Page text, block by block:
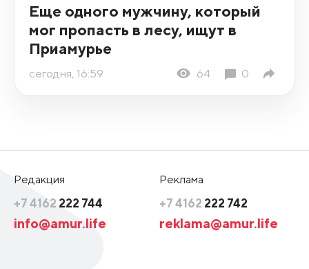
Еще одного мужчину, который
мог пропасть в лесу, ищут в
Приамурье
сегодня, 16:59 64 0
Редакция
+7 4162 222 744
info@amur.life
Реклама
+7 4162 222 742
reklama@amur.life